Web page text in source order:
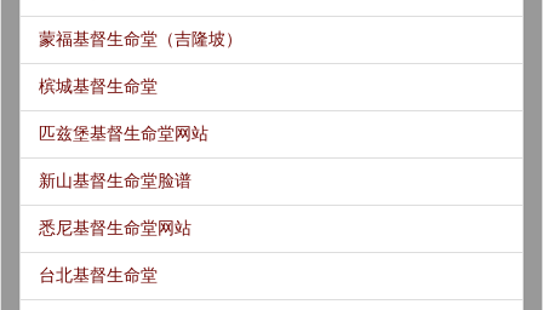
蒙福基督生命堂（吉隆坡）
槟城基督生命堂
匹兹堡基督生命堂网站
新山基督生命堂脸谱
悉尼基督生命堂网站
台北基督生命堂